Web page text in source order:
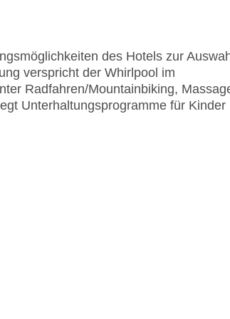
des Hotels zur
verspricht der Whirlpool im
Radfahren/Mountainbiking,
Unterhaltungsprogramme für Kinder